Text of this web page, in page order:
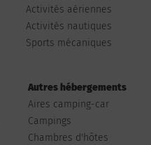
Activités aériennes
Activités nautiques
Sports mécaniques
Autres hébergements
Aires camping-car
Campings
Chambres d'hôtes